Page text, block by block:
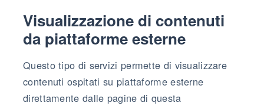
Visualizzazione di contenuti
da piattaforme esterne
Questo tipo di servizi permette di visualizzare
contenuti ospitati su piattaforme esterne
direttamente dalle pagine di questa